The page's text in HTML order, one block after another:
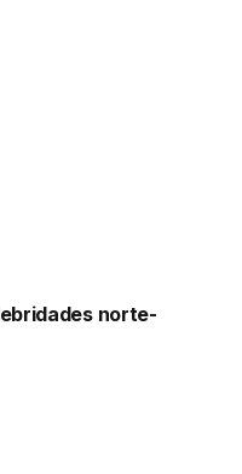
norte-